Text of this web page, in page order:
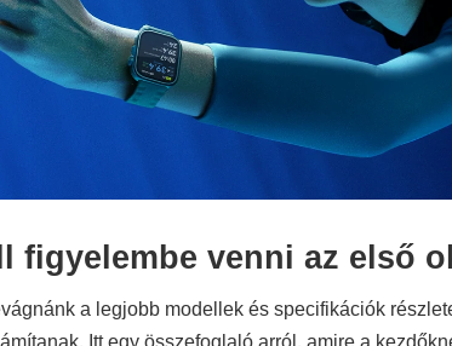
figyelembe venni az első
a legjobb modellek és specifikációk
Itt egy összefoglaló arról, amire a